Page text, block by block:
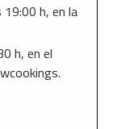
19:00 h, en la
h, en el